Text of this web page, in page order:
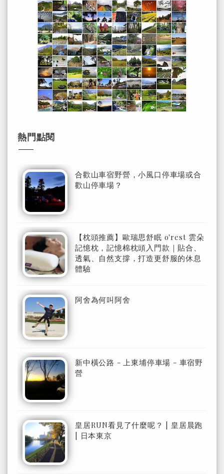
熱門點閱
合歡山車宿野營，小風口停車場或合
歡山停車場？
【枕頭推薦】歐瑞思舒眠 o'rest 雲朵
記憶枕，記憶棉枕頭入門款｜貼合、
透氣、自然支撐，打造更舒服的休息
體驗
阿舍為何叫阿舍
新中橫公路 - 上東埔停車場 - 車宿野
營
皇居RUN看見了什麼呢？ | 皇居晨跑
| 日本東京